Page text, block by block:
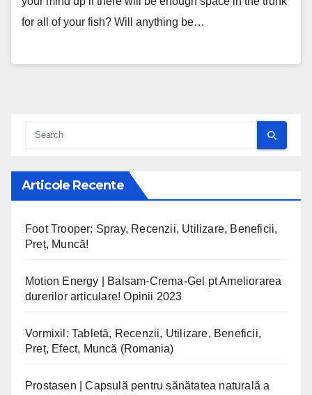
for all of your fish? Will anything be…
Articole Recente
Foot Trooper: Spray, Recenzii, Utilizare, Beneficii,
Preț, Muncă!
Motion Energy | Balsam-Crema-Gel pt Ameliorarea
durerilor articulare! Opinii 2023
Vormixil: Tabletă, Recenzii, Utilizare, Beneficii,
Preț, Efect, Muncă (Romania)
Prostasen | Capsulă pentru sănătatea naturală a